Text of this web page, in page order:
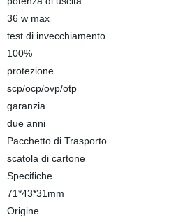
36 w max
test di invecchiamento
100%
protezione
scp/ocp/ovp/otp
garanzia
due anni
Pacchetto di Trasporto
scatola di cartone
Specifiche
71*43*31mm
Origine